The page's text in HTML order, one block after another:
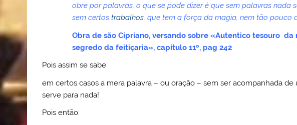
obre por palavras, o que se pode dizer é que sem palavras nada
sem certostrabalhos, que tem a força da magia, nem tão pouco
Obra de são Cipriano, versando sobre «Autentico tesouro da
segredo da feitiçaria», capítulo 11º, pag 242
Pois assim se sabe:
em certos casos a mera palavra – ou oração – sem ser acompanhada
serve para nada!
Pois então: